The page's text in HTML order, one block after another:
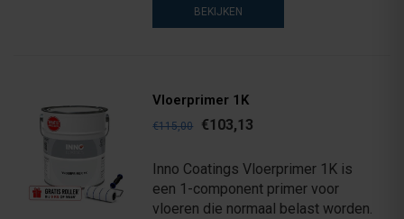
BEKIJKEN
Vloerprimer 1K
€115,00 €103,13
Inno Coatings Vloerprimer 1K is
een 1-component primer voor
vloeren die normaal belast worden.